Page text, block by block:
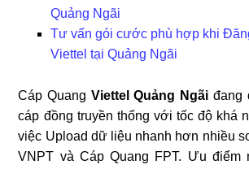
Quảng Ngãi
Tư vấn gói cước phù hợp khi
Viettel tại Quảng Ngãi
Cáp Quang Viettel Quảng Ngãi đang
cáp đồng truyền thống với tốc độ khá
việc Upload dữ liệu nhanh hơn nhiều
VNPT và Cáp Quang FPT. Ưu điểm